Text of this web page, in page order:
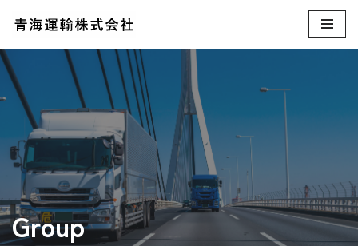
ン
テ
ン
へ
ス
キ
ッ
プ
Group